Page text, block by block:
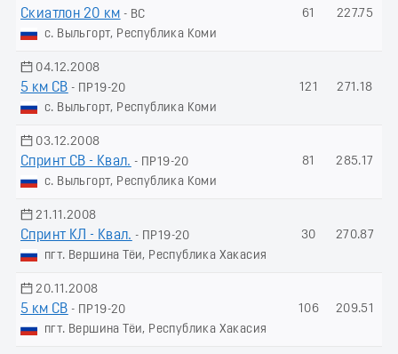
Скиатлон 20 км - ВС
с. Выльгорт, Республика Коми
61 227.75
04.12.2008
5 км СВ - ПР19-20
с. Выльгорт, Республика Коми
121 271.18
03.12.2008
Спринт СВ - Квал. - ПР19-20
с. Выльгорт, Республика Коми
81 285.17
21.11.2008
Спринт КЛ - Квал. - ПР19-20
пгт. Вершина Тёи, Республика Хакасия
30 270.87
20.11.2008
5 км СВ - ПР19-20
пгт. Вершина Тёи, Республика Хакасия
106 209.51